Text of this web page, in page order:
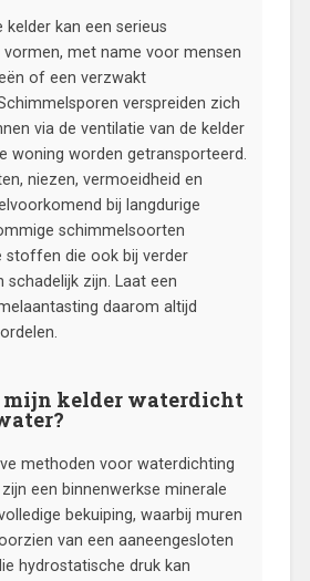
kan een serieus
met name voor mensen
of een verzwakt
verspreiden zich
via de ventilatie van de kelder
woning worden getransporteerd.
niezen, vermoeidheid en
bij langdurige
schimmelsoorten
stoffen die ook bij verder
schadelijk zijn. Laat een
daarom altijd
mijn kelder waterdicht
methoden voor waterdichting
een binnenwerkse minerale
bekuiping, waarbij muren
van een aaneengesloten
hydrostatische druk kan